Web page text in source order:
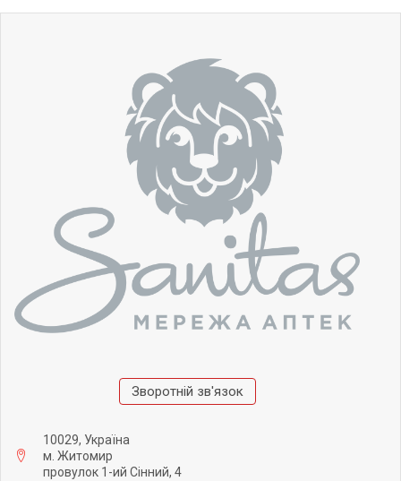
Зворотній зв'язок
10029, Україна
м. Житомир
провулок 1-ий Сінний, 4